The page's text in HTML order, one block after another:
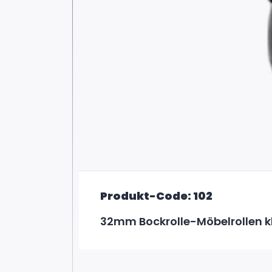
Produkt-Code: 102
32mm Bockrolle-Möbelrollen